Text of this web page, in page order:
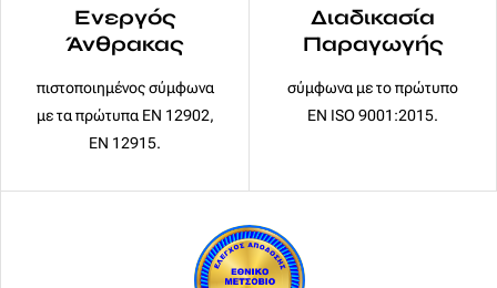
Ενεργός
Άνθρακας
πιστοποιημένος σύμφωνα
με τα πρώτυπα EN 12902,
EN 12915.
Διαδικασία
Παραγωγής
σύμφωνα με το πρώτυπο
EN ISO 9001:2015.